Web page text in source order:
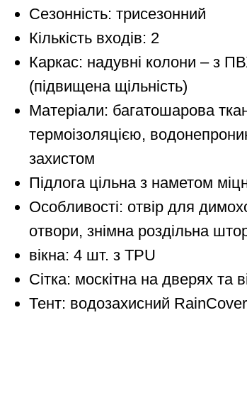
Сезонність: трисезонний
Кількість входів: 2
Каркас: надувні колони – з
(підвищена щільність)
Матеріали: багатошарова
термоізоляцією,
захистом
Підлога цільна з наметом
Особливості: отвір для
отвори, знімна роздільна
вікна: 4 шт. з TPU
Сітка: москітна на дверях та
Тент: водозахисний RainCover